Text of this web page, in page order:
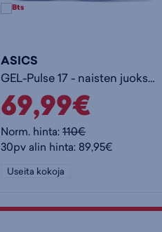
ASICS
GEL-Pulse 17 - naisten juoksukengät
69,99€
Norm. hinta:110€
30pv alin hinta: 89,95€
Useita kokoja